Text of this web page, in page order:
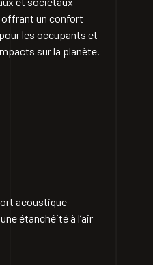
un confort
les occupants et
sur la planète.
acoustique
étanchéité à l’air